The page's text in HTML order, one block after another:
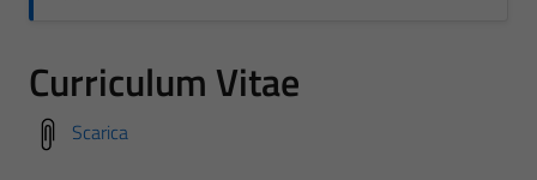
Curriculum Vitae
Scarica